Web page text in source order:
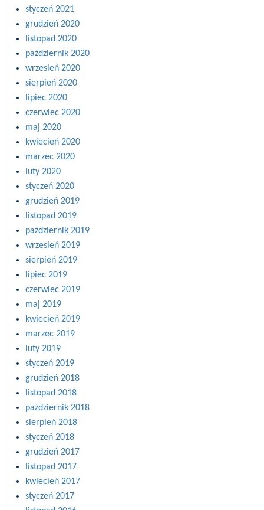
styczeń 2021
grudzień 2020
listopad 2020
październik 2020
wrzesień 2020
sierpień 2020
lipiec 2020
czerwiec 2020
maj 2020
kwiecień 2020
marzec 2020
luty 2020
styczeń 2020
grudzień 2019
listopad 2019
październik 2019
wrzesień 2019
sierpień 2019
lipiec 2019
czerwiec 2019
maj 2019
kwiecień 2019
marzec 2019
luty 2019
styczeń 2019
grudzień 2018
listopad 2018
październik 2018
sierpień 2018
styczeń 2018
grudzień 2017
listopad 2017
kwiecień 2017
styczeń 2017